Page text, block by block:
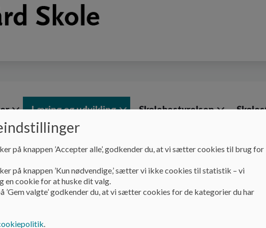
Læring og udvikling Skolebestyrelsen
Læring og udvikling
Læsning
På Vadgård Skole arbejder vi målrettet med elevernes
på knappen ’Accepter alle’, godkender du, at vi sætter cookies til brug for
på knappen ’Kun nødvendige,’ sætter vi ikke cookies til statistik – vi
en cookie for at huske dit valg.
’Gem valgte’ godkender du, at vi sætter cookies for de kategorier du har
.